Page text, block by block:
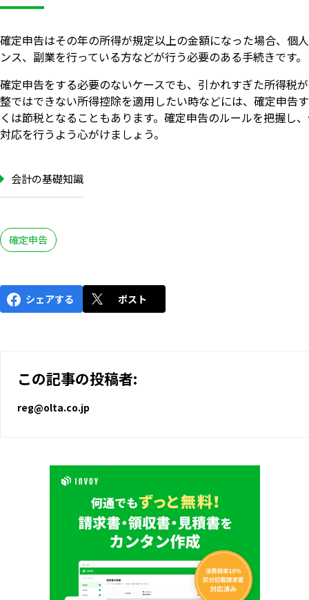
確定申告はその年の所得が規定以上の金額になった場合、個
ンス、副業を行っている方などが行う必要のある手続きです。
確定申告をする必要のないケースでも、引かれすぎた所得税
整ではできない所得控除を適用したい時などには、確定申告
くは節税となることもあります。確定申告のルールを把握し
対応を行うよう心がけましょう。
会計の基礎知識
確定申告
シェアする ポスト
この記事の投稿者:
reg@olta.co.jp